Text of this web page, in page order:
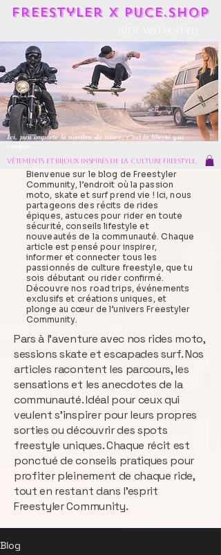
Freestyler X Puce.shop
vêtements et bijoux inspirés de la culture freestyle.
Ici, peu importe le nombre de roues, c'est la liberté qui
Bienvenue sur le blog de Freestyler
Community, l’endroit où la passion
moto, skate et surf prend vie ! Ici, nous
partageons des récits de rides
épiques, astuces pour rider en toute
sécurité, conseils lifestyle et
nouveautés de la communauté. Chaque
article est pensé pour inspirer,
informer et connecter tous les
passionnés de culture freestyle, que tu
sois débutant ou rider confirmé.
Découvre nos road trips, événements
exclusifs et créations uniques, et
plonge au cœur de l’univers Freestyler
Community.
Pars à l’aventure avec nos rides moto,
sessions skate et escapades surf. Nos
articles racontent les parcours, les
sensations et les anecdotes de la
communauté. Idéal pour ceux qui
veulent s’inspirer pour leurs propres
sorties ou découvrir des spots
freestyle uniques. Chaque récit est
ponctué de conseils pratiques pour
profiter pleinement de chaque ride,
tout en restant dans l’esprit
Freestyler Community.
Blog